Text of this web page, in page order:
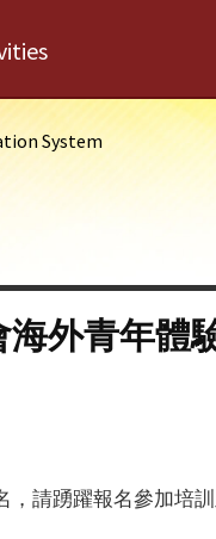
System
外青年體
請踴躍報名參加培